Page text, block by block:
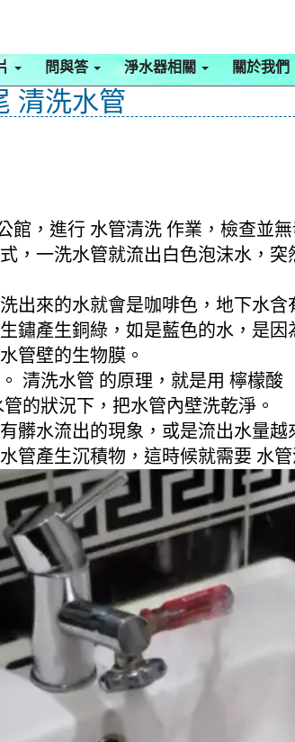
問與答 淨水器相關 關於我們
清洗水管
館，進行 水管清洗 作業，檢查並
，一洗水管就流出白色泡沫水，
出來的水就會是咖啡色，地下水
鏽產生銅綠，如是藍色的水，是
管壁的生物膜。
清洗水管 的原理，就是用 檸檬
的狀況下，把水管內壁洗乾淨。
髒水流出的現象，或是流出水量
管產生沉積物，這時候就需要 水